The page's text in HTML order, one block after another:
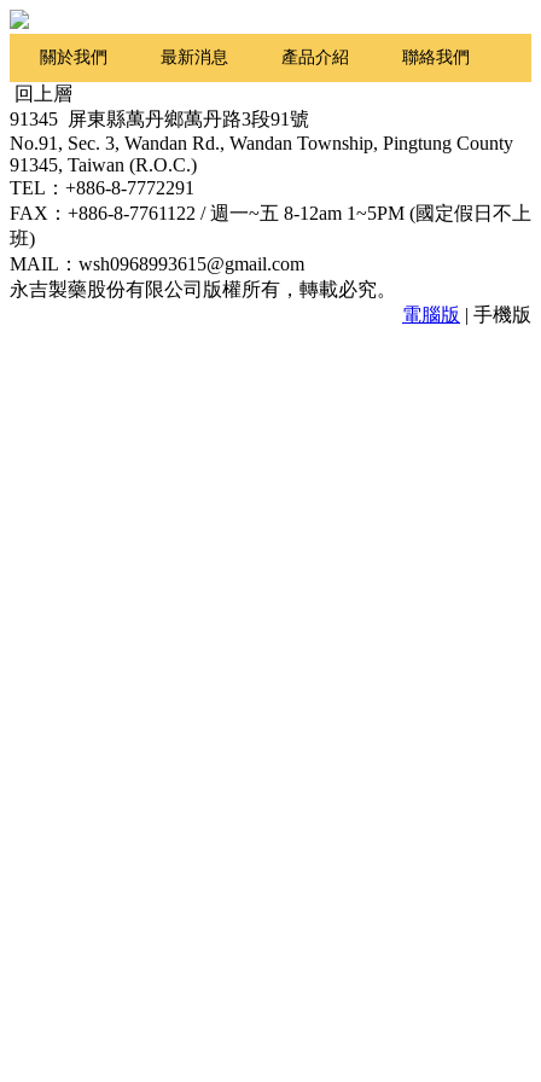
關於我們 最新消息 產品介紹 聯絡我們
Q&A
回上層
91345 屏東縣萬丹鄉萬丹路3段91號
No.91, Sec. 3, Wandan Rd., Wandan Township, Pingtung County
91345, Taiwan (R.O.C.)
TEL：+886-8-7772291
FAX：+886-8-7761122 / 週一~五 8-12am 1~5PM (國定假日不上
班)
MAIL：wsh0968993615@gmail.com
永吉製藥股份有限公司版權所有，轉載必究。
電腦版 | 手機版